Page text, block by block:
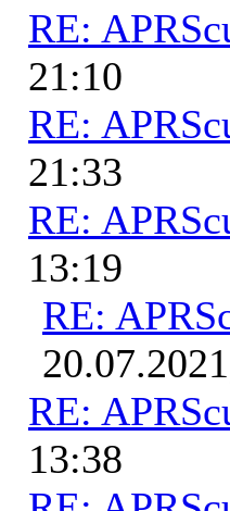
RE:
21:10
RE:
21:33
RE:
13:19
RE:
RE:
13:38